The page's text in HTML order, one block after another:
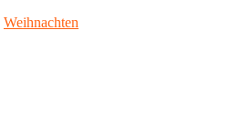
Weihnachten